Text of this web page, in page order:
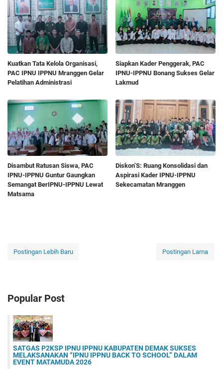
Kuatkan Tata Kelola Organisasi,
PAC IPNU IPPNU Mranggen Gelar
Pelatihan Administrasi
Siapkan Kader Penggerak, PAC
IPNU-IPPNU Bonang Sukses Gelar
Lakmud
Disambut Ratusan Siswa, PAC
IPNU-IPPNU Guntur Gaungkan
Semangat BerIPNU-IPPNU Lewat
Matsama
Diskon’S: Ruang Konsolidasi dan
Aspirasi Kader IPNU-IPPNU
Sekecamatan Mranggen
Postingan Lebih Baru Postingan Lama
Popular Post
SATGAS P2KSP IPNU IPPNU KABUPATEN DEMAK SUKSES
MELAKSANAKAN “IPNU IPPNU BACK TO SCHOOL” DALAM
EVENT MATAMUDA 2026